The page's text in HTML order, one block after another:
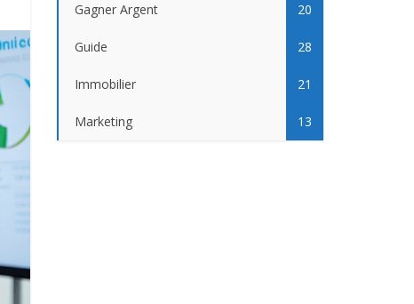
Gagner Argent 20
Guide 28
Immobilier 21
Marketing 13